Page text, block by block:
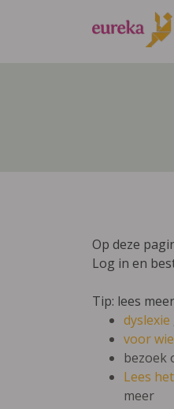
Op deze
Log in en
Tip: lees
dyslexie
voor
bezoek
Lees
meer